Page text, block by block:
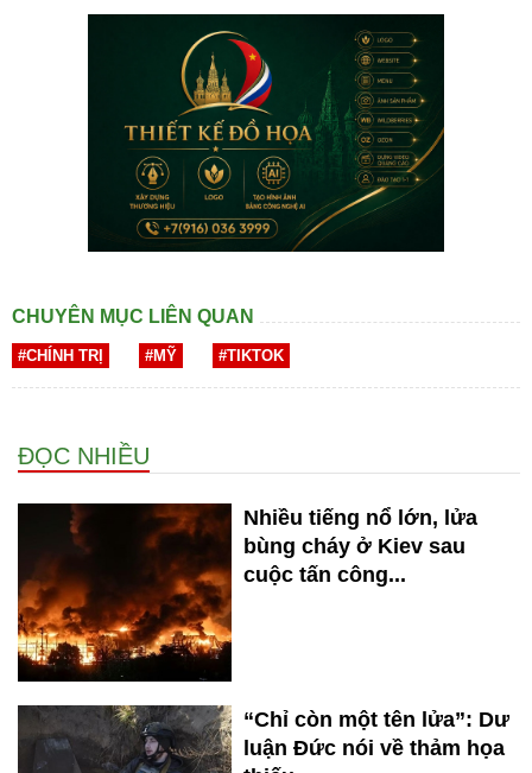
CHUYÊN MỤC LIÊN QUAN
#CHÍNH TRỊ #MỸ #TIKTOK
ĐỌC NHIỀU
Nhiều tiếng nổ lớn, lửa
bùng cháy ở Kiev sau
cuộc tấn công...
“Chỉ còn một tên lửa”: Dư
luận Đức nói về thảm họa